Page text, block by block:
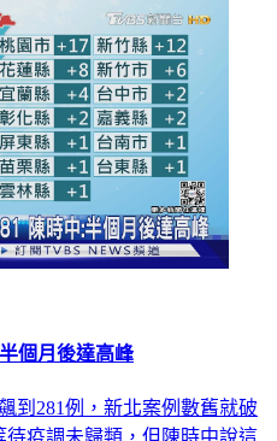
個月後達高峰
到281例，新北案例數舊就破
待疫調未歸類，但陳時中說這